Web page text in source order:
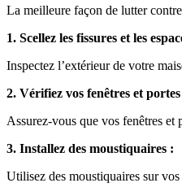
La meilleure façon de lutter
1. Scellez les fissures et les
Inspectez l’extérieur de votre
2. Vérifiez vos fenêtres et
Assurez-vous que vos fenêtres et
3. Installez des moustiquaires :
Utilisez des moustiquaires sur